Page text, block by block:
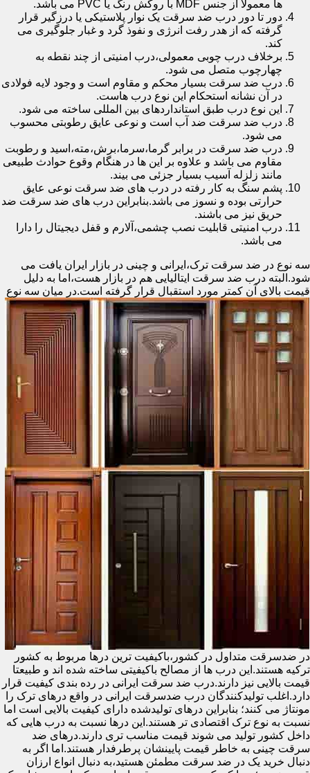
ها معمولا از جنس MDF با روکش رنگ یا PVC می باشد.
دور تا دور درب ضد سرقت یک نوار پلاستیکی یا درزگیر قرار
گرفته که از هدر رفت انرژی و نفوذ گرد و غبار جلوگیری می
کند.
برخلاف درب چوبی معمولی،درب امنیتی از چند نقطه به
چهارچوب متصل می شود.
درب ضد سرقت بسیار محکم و مقاوم است و وجود لایه فولادی
در آن نشانه استحکام این نوع درب هاست.
این نوع درب طبق استانداردهای بین المللی ساخته می شود.
درب ضد سرقت ضد آب است و نوعی عایق رطوبتی محسوب
می شود.
درب ضد سرقت در برابر گرما،سرما،برش،مته،اسید و رطوبت
مقاوم می باشد و علاوه بر این ها در هنگام وقوع حوادث طبیعی
مانند زلزله آسیب بسیار جزئی می بیند.
پشم سنگ به کار رفته در درب های ضد سرقت نوعی عایق
حرارتی بوده و نسوز می باشد.بنابراین درب های ضد سرقت ضد
حریق نیز می باشند.
درب امنیتی قابلیت نصب چشمی،آلارم و قفل دیجیتال را دارا
می باشد.
سه نوع در ضد سرقت ترک،ایرانی و چینی در بازار ایران یافت می
شود.البته درب ضد سرقت ایتالیایی هم در بازار هست،اما به دلیل
قیمت بالای آن کمتر مورد استقبال قرار گرفته است.در میان سه نوع
در ضدسرقت متداول در کشور،باکیفیت ترین درها مربوط به کشور
ترکیه هستند.این درب ها از مصالح باکیفیتی ساخته شده اند و طبیعتا
قیمت بالایی نیز دارند.درب ضد سرقت ایرانی در رده بندی کیفیت قرار
دارد.اغلب تولیدکنندگان درب ضدسرقت ایرانی در واقع درهای ترک را
مونتاژ می کنند؛ بنابراین درهای تولیدشده دارای کیفیت بالایی است اما
نسبت به نوع ترک اقتصادی تر هستند.این درها نسبت به درب هایی که
داخل کشور تولید می شوند قیمت مناسب تری دارند.درهای ضد
سرقت چینی به خاطر قیمت پایینشان پرطرفدار هستند.اما اگر به
دنبال خرید یک در ضد سرقت مطمئن هستید،به دنبال انواع ارزان